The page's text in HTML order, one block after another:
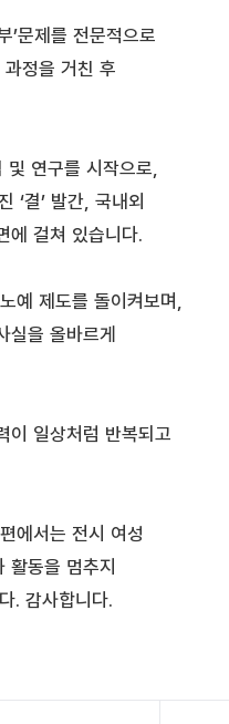
’문제를 전문적으로
정을 거친 후
및 연구를 시작으로,
‘결’ 발간, 국내외
에 걸쳐 있습니다.
예 제도를 돌이켜보며,
을 올바르게
이 일상처럼 반복되고
에서는 전시 여성
동을 멈추지
. 감사합니다.